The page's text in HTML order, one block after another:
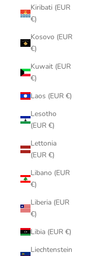
Kiribati (EUR
€)
Kosovo (EUR
€)
Kuwait (EUR
€)
Laos (EUR €)
Lesotho
(EUR €)
Lettonia
(EUR €)
Libano (EUR
€)
Liberia (EUR
€)
Libia (EUR €)
Liechtenstein